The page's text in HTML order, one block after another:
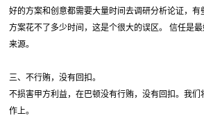
好的方案和创意都需要大量时间去调研分析论证，
方案花不了多少时间，这是个很大的误区。 信任是
来源。
三、不行贿，没有回扣。
不损害甲方利益，在巴顿没有行贿，没有回扣。我
作上。